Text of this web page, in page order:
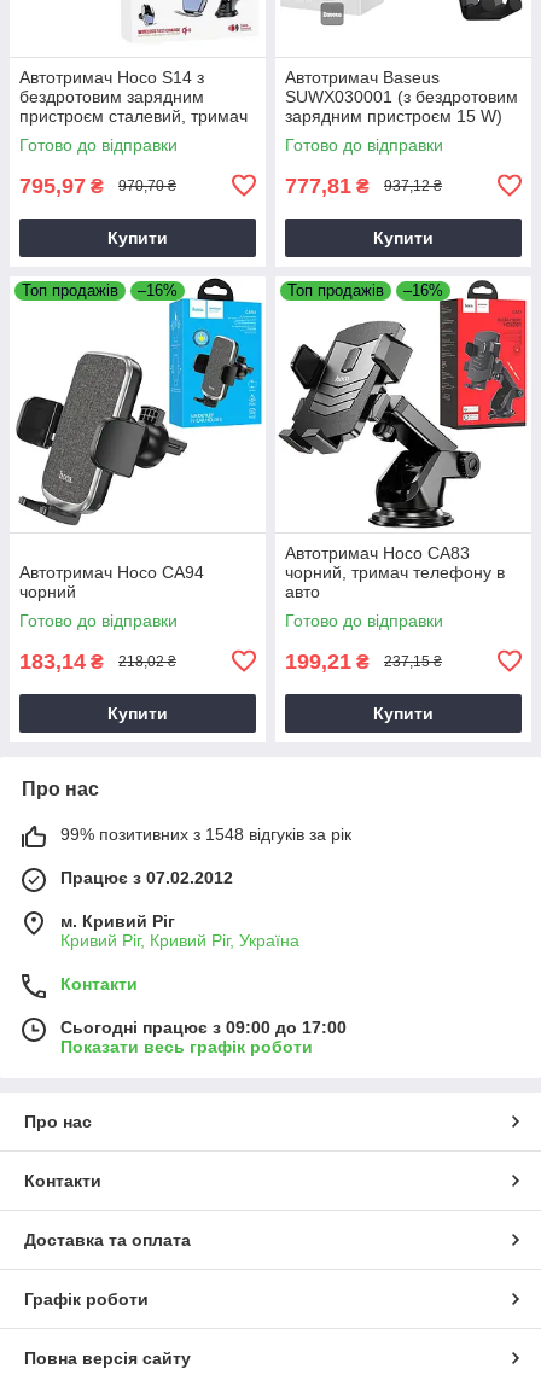
Автотримач Hoco S14 з
бездротовим зарядним
пристроєм сталевий, тримач
телефону в дефлектор
Готово до відправки
795,97 ₴ 970,70 ₴
Купити
Автотримач Baseus
SUWX030001 (з бездротовим
зарядним пристроєм 15 W)
чорний
Готово до відправки
777,81 ₴ 937,12 ₴
Купити
Топ продажів –16%
Автотримач Hoco CA94
чорний
Готово до відправки
183,14 ₴ 218,02 ₴
Купити
Топ продажів –16%
Автотримач Hoco CA83
чорний, тримач телефону в
авто
Готово до відправки
199,21 ₴ 237,15 ₴
Купити
Про нас
99% позитивних з 1548 відгуків за рік
Працює з 07.02.2012
м. Кривий Ріг
Кривий Ріг, Кривий Ріг, Україна
Контакти
Сьогодні працює з 09:00 до 17:00
Показати весь графік роботи
Про нас
Контакти
Доставка та оплата
Графік роботи
Повна версія сайту